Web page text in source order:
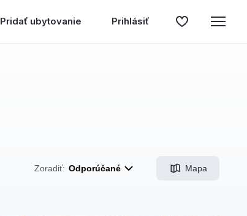
Pridať ubytovanie Prihlásiť
Zoradiť: Odporúčané Mapa